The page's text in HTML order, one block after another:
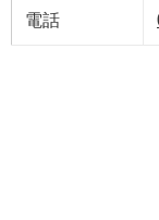
電話